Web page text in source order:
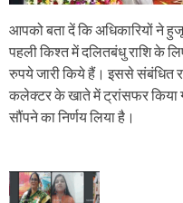
आपको बता दें कि अधिकारियों ने
पहली किश्त में दलितबंधु राशि के
रुपये जारी किये हैं। इससे संबंधित
कलेक्टर के खाते में ट्रांसफर
सौंपने का निर्णय लिया है।
P